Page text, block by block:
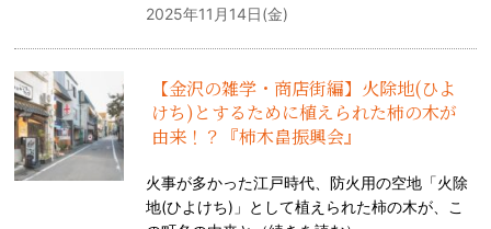
2025年11月14日(金)
【金沢の雑学・商店街編】火除地(ひよ
けち)とするために植えられた柿の木が
由来！？『柿木畠振興会』
火事が多かった江戸時代、防火用の空地「火除
地(ひよけち)」として植えられた柿の木が、こ